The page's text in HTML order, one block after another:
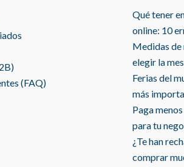
(FAQ)
Qué tener
online: 10
Medidas de
elegir la
Ferias del
más
Paga
para tu
¿Te han
comprar